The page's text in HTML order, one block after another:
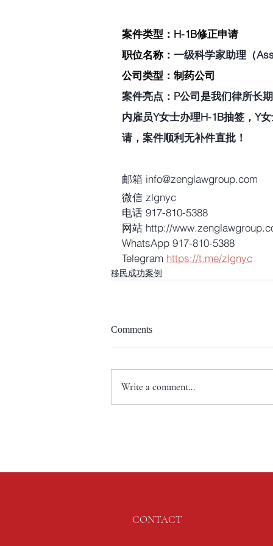
案件类型：H-1B修正申请
职位名称： 一级科学家助理（
公司类型：制药公司
案件亮点：P公司是我们律所长
内雇员Y女士办理H-1B抽签，Y
请，案件顺利无补件直批！
邮箱 info@zenglawgroup.com
微信 zlgnyc
电话 917-810-5388
网站 http://
WhatsApp 917-810-5388
Telegram https://t.me/zlgnyc
移民成功案例
Comments
Write a comment...
CONTACT